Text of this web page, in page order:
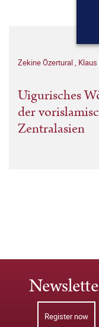
Zekine Özertural,
Uigurisches
der
Zentralasien
Register now